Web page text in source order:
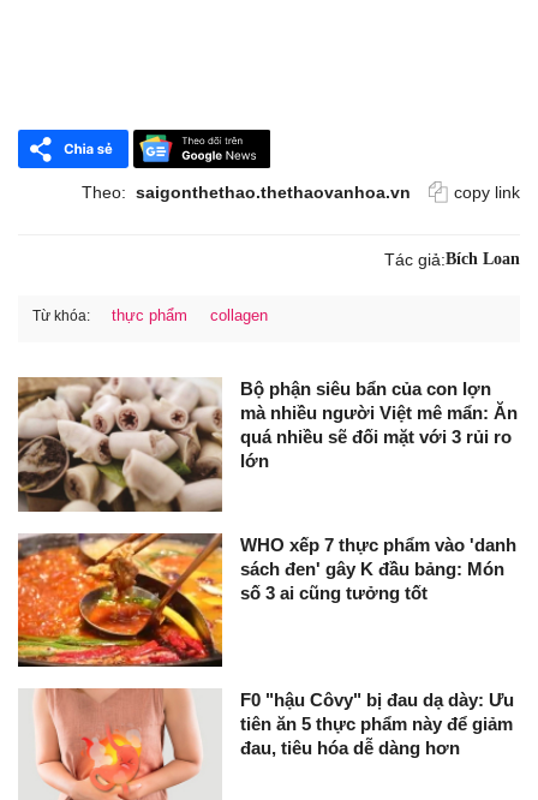
Theo: saigonthethao.thethaovanhoa.vn copy link
Tác giả:Bích Loan
Từ khóa: thực phẩm collagen
Bộ phận siêu bẩn của con lợn
mà nhiều người Việt mê mẩn: Ăn
quá nhiều sẽ đối mặt với 3 rủi ro
lớn
WHO xếp 7 thực phẩm vào 'danh
sách đen' gây K đầu bảng: Món
số 3 ai cũng tưởng tốt
F0 "hậu Côvy" bị đau dạ dày: Ưu
tiên ăn 5 thực phẩm này để giảm
đau, tiêu hóa dễ dàng hơn